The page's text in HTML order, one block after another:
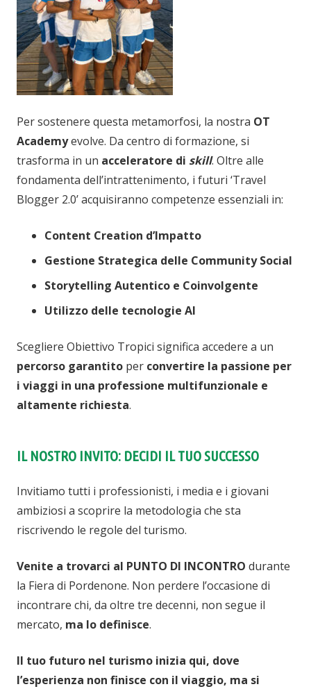
Per sostenere questa metamorfosi, la nostra OT
Academyevolve. Da centro di formazione, si
trasforma in un acceleratore di skill. Oltre alle
fondamenta dell’intrattenimento, i futuri ‘Travel
Blogger 2.0’ acquisiranno competenze essenziali in:
Content Creation d’Impatto
Gestione Strategica delle Community Social
Storytelling Autentico e Coinvolgente
Utilizzo delle tecnologie AI
Scegliere Obiettivo Tropici significa accedere a un
percorso garantito per convertire la passione per
i viaggi in una professione multifunzionale e
altamente richiesta.
IL NOSTRO INVITO: DECIDI IL TUO SUCCESSO
Invitiamo tutti i professionisti, i media e i giovani
ambiziosi a scoprire la metodologia che sta
riscrivendo le regole del turismo.
Venite a trovarci al PUNTO DI INCONTRO durante
la Fiera di Pordenone. Non perdere l’occasione di
incontrare chi, da oltre tre decenni, non segue il
mercato, ma lo definisce.
Il tuo futuro nel turismo inizia qui, dove
l’esperienza non finisce con il viaggio, ma si